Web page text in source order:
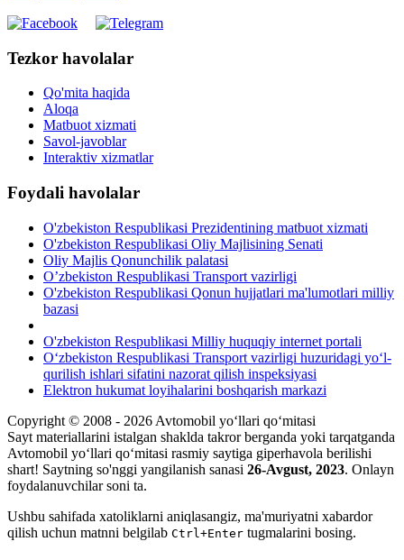
Tezkor havolalar
Qo'mita haqida
Aloqa
Matbuot xizmati
Savol-javoblar
Interaktiv xizmatlar
Foydali havolalar
O'zbekiston Respublikasi Prezidentining matbuot xizmati
O'zbekiston Respublikasi Oliy Majlisining Senati
Oliy Majlis Qonunchilik palatasi
O’zbekiston Respublikasi Transport vazirligi
O'zbekiston Respublikasi Qonun hujjatlari ma'lumotlari milliy
bazasi
O'zbekiston Respublikasi Milliy huquqiy internet portali
O‘zbekiston Respublikasi Transport vazirligi huzuridagi yo‘l-
qurilish ishlari sifatini nazorat qilish inspeksiyasi
Elektron hukumat loyihalarini boshqarish markazi
Copyright © 2008 - 2026 Avtomobil yo‘llari qo‘mitasi
Sayt materiallarini istalgan shaklda takror berganda yoki tarqatganda
Avtomobil yo‘llari qo‘mitasi rasmiy saytiga giperhavola berilishi
shart! Saytning so'nggi yangilanish sanasi 26-Avgust, 2023. Onlayn
foydalanuvchilar soni ta.
Ushbu sahifada xatoliklarni aniqlasangiz, ma'muriyatni xabardor
qilish uchun matnni belgilab Ctrl+Enter tugmalarini bosing.